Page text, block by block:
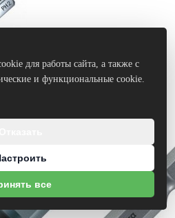
для работы сайта, а также с
и функциональные cookie.
все